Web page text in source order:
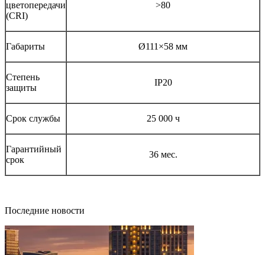
цветопередачи
(CRI)
>80
Габариты Ø111×58 мм
Степень
защиты
IP20
Срок службы 25 000 ч
Гарантийный
срок
36 мес.
Последние новости